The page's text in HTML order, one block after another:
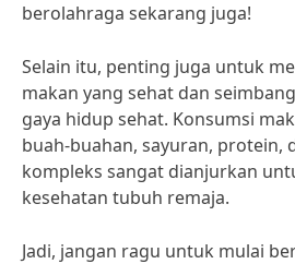
berolahraga sekarang juga!
Selain itu, penting juga untuk
makan yang sehat dan
gaya hidup sehat. Konsumsi
buah-buahan, sayuran, protein,
kompleks sangat dianjurkan
kesehatan tubuh remaja.
Jadi, jangan ragu untuk mulai